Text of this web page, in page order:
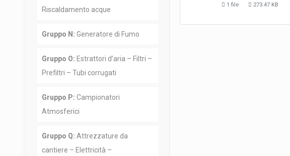
1 file 273.47 KB
Riscaldamento acque
Gruppo N: Generatore di Fumo
Gruppo O: Estrattori d’aria – Filtri –
Prefiltri – Tubi corrugati
Gruppo P: Campionatori
Atmosferici
Gruppo Q: Attrezzature da
cantiere – Elettricità –